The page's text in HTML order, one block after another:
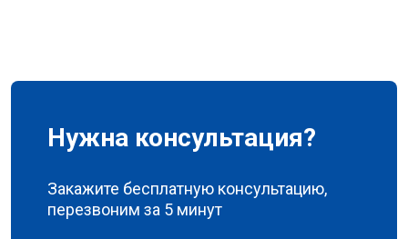
Нужна консультация?
Закажите бесплатную консультацию,
перезвоним за 5 минут